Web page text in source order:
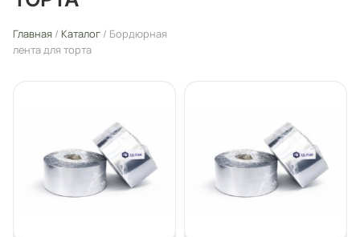
Главная / Каталог / Бордюрная
лента для торта